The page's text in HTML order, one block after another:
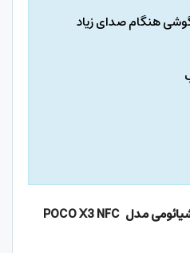
صدای زیاد
مدل POCO X3 NFC